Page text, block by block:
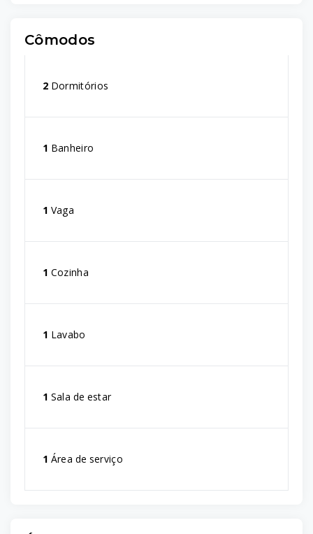
Cômodos
2 Dormitórios
1 Banheiro
1 Vaga
1 Cozinha
1 Lavabo
1 Sala de estar
1 Área de serviço